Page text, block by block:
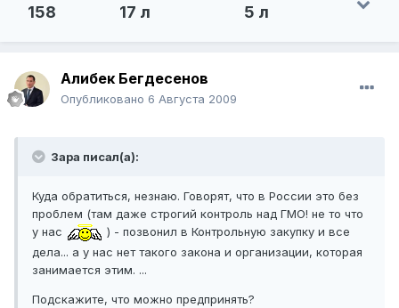
158 17 л 5 л
Алибек Бегдесенов
Опубликовано 6 Августа 2009
Зара писал(а):
Куда обратиться, незнаю. Говорят, что в России это без
проблем (там даже строгий контроль над ГМО! не то что
у нас
) - позвонил в Контрольную закупку и все
дела... а у нас нет такого закона и организации, которая
занимается этим. ...
Подскажите, что можно предпринять?